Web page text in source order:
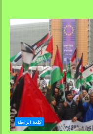
كلمة الرابطة